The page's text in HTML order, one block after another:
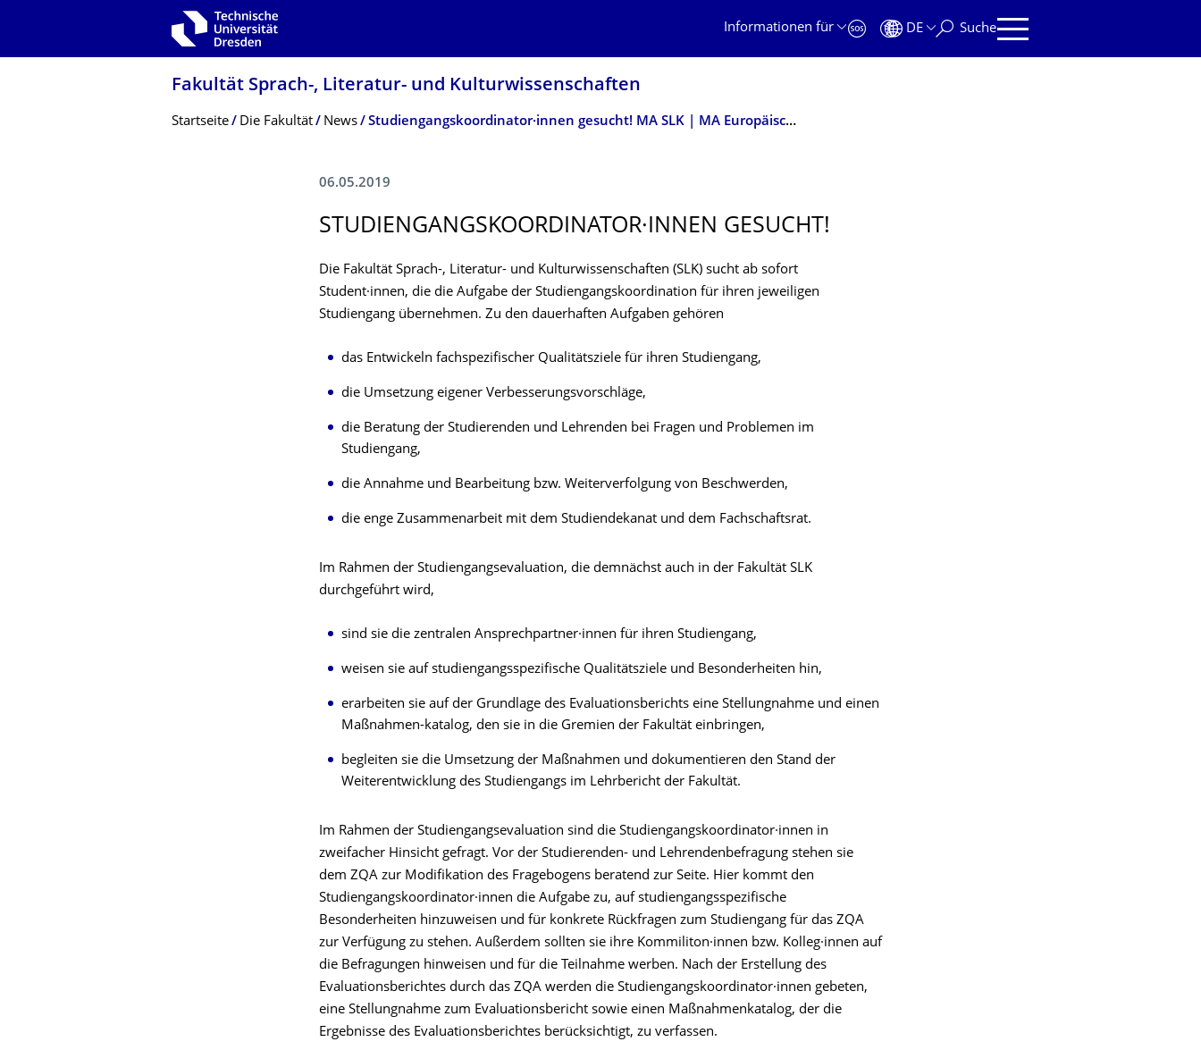
Zur Hauptnavigation springen
Informationen für
DE Suche
Fakultät Sprach-, Literatur- und Kulturwissenschaf­ten
Breadcrumb-Menü
Startseite Die Fakultät News Studiengangskoordinator·innen gesucht! MA SLK | MA Europäische Sprachen| BA SLK
06.05.2019
STUDIENGANGSKO­ORDINATOR·INNEN GESUCHT!
Die Fakultät Sprach-, Literatur- und Kulturwissenschaften (SLK) sucht ab sofort
Student·innen, die die Aufgabe der Studiengangskoordination für ihren jeweiligen
Studiengang übernehmen. Zu den dauerhaften Aufgaben gehören
das Entwickeln fachspezifischer Qualitätsziele für ihren Studiengang,
die Umsetzung eigener Verbesserungsvorschläge,
die Beratung der Studierenden und Lehrenden bei Fragen und Problemen im
Studiengang,
die Annahme und Bearbeitung bzw. Weiterverfolgung von Beschwerden,
die enge Zusammenarbeit mit dem Studiendekanat und dem Fachschaftsrat.
Im Rahmen der Studiengangsevaluation, die demnächst auch in der Fakultät SLK
durchgeführt wird,
sind sie die zentralen Ansprechpartner·innen für ihren Studiengang,
weisen sie auf studiengangsspezifische Qualitätsziele und Besonderheiten hin,
erarbeiten sie auf der Grundlage des Evaluationsberichts eine Stellungnahme und einen
Maßnahmen-katalog, den sie in die Gremien der Fakultät einbringen,
begleiten sie die Umsetzung der Maßnahmen und dokumentieren den Stand der
Weiterentwicklung des Studiengangs im Lehrbericht der Fakultät.
Im Rahmen der Studiengangsevaluation sind die Studiengangskoordinator·innen in
zweifacher Hinsicht gefragt. Vor der Studierenden- und Lehrendenbefragung stehen sie
dem ZQA zur Modifikation des Fragebogens beratend zur Seite. Hier kommt den
Studiengangskoordinator·innen die Aufgabe zu, auf studiengangsspezifische
Besonderheiten hinzuweisen und für konkrete Rückfragen zum Studiengang für das ZQA
zur Verfügung zu stehen. Außerdem sollten sie ihre Kommiliton·innen bzw. Kolleg·innen auf
die Befragungen hinweisen und für die Teilnahme werben. Nach der Erstellung des
Evaluationsberichtes durch das ZQA werden die Studiengangskoordinator·innen gebeten,
eine Stellungnahme zum Evaluationsbericht sowie einen Maßnahmenkatalog, der die
Ergebnisse des Evaluationsberichtes berücksichtigt, zu verfassen.